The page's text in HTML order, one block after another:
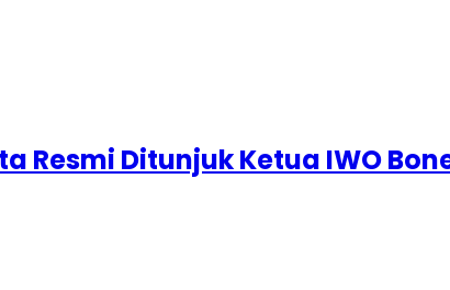
Resmi Ditunjuk Ketua IWO